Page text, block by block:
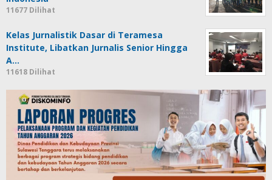
11677 Dilihat
Kelas Jurnalistik Dasar di Teramesa
Institute, Libatkan Jurnalis Senior Hingga
A…
11618 Dilihat